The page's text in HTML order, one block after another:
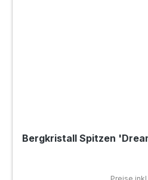
Bergkristall Spitzen